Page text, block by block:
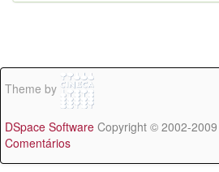
Theme by
DSpace Software Copyright © 2002-
Comentários